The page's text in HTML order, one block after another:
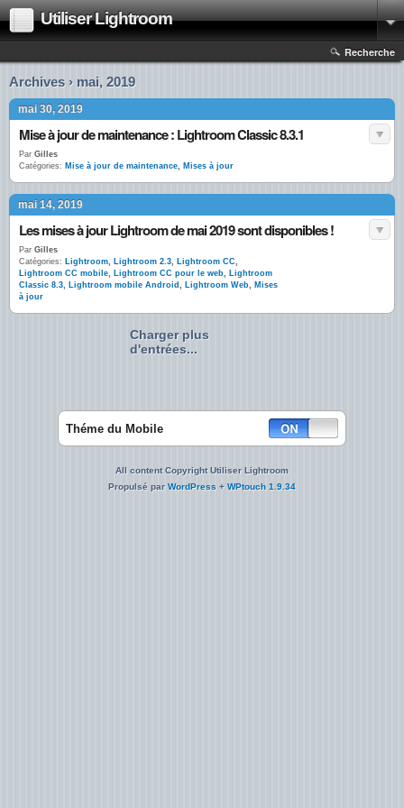
Utiliser Lightroom
Recherche
Archives › mai, 2019
mai 30, 2019
Mise à jour de maintenance : Lightroom Classic 8.3.1
Par Gilles
Catégories: Mise à jour de maintenance, Mises à jour
mai 14, 2019
Les mises à jour Lightroom de mai 2019 sont disponibles !
Par Gilles
Catégories: Lightroom, Lightroom 2.3, Lightroom CC,
Lightroom CC mobile, Lightroom CC pour le web, Lightroom
Classic 8.3, Lightroom mobile Android , Lightroom Web, Mises
à jour
Charger plus
d'entrées...
Théme du Mobile
All content Copyright Utiliser Lightroom
Propulsé parWordPress + WPtouch 1.9.34